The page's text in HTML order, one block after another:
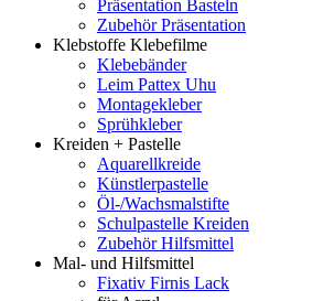
Präsentation Basteln
Zubehör Präsentation
Klebstoffe Klebefilme
Klebebänder
Leim Pattex Uhu
Montagekleber
Sprühkleber
Kreiden + Pastelle
Aquarellkreide
Künstlerpastelle
Öl-/Wachsmalstifte
Schulpastelle Kreiden
Zubehör Hilfsmittel
Mal- und Hilfsmittel
Fixativ Firnis Lack